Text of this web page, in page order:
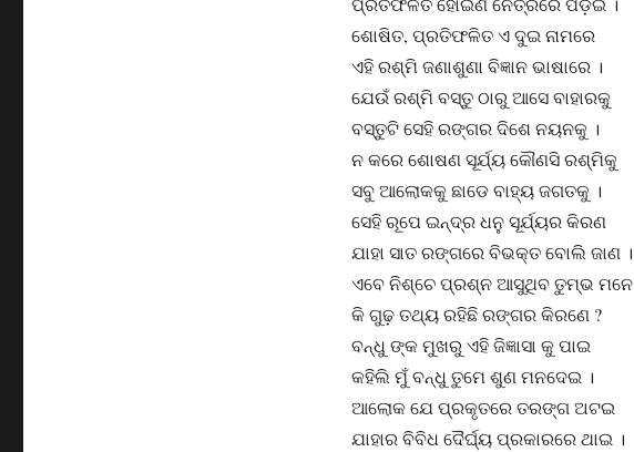
ଶୋଷିତ, ପ୍ରତିଫଳିତ ଏ ଦୁଇ ନାମରେ
ଏହି ରଶ୍ମି ଜଣାଶୁଣା ବିଜ୍ଞାନ ଭାଷାରେ ।
ଯେଉଁ ରଶ୍ମି ବସ୍ତୁ ଠାରୁ ଆସେ ବାହାରକୁ
ବସ୍ତୁଟି ସେହି ରଙ୍ଗର ଦିଶେ ନୟନକୁ ।
ନ କରେ ଶୋଷଣ ସୂର୍ଯ୍ୟ କୌଣସି ରଶ୍ମିକୁ
ସବୁ ଆଲୋକକୁ ଛାଡେ ବାହ୍ୟ ଜଗତକୁ ।
ସେହି ରୂପେ ଇନ୍ଦ୍ର ଧନୁ ସୂର୍ଯ୍ୟର କିରଣ
ଯାହା ସାତ ରଙ୍ଗରେ ବିଭକ୍ତ ବୋଲି ଜାଣ ।
ଏବେ ନିଶ୍ଚେ ପ୍ରଶ୍ନ ଆସୁଥିବ ତୁମ୍ଭ ମନେ
କି ଗୁଢ଼ ତଥ୍ୟ ରହିଛି ରଙ୍ଗର କିରଣେ ?
ବନ୍ଧୁ ଙ୍କ ମୁଖରୁ ଏହି ଜିଜ୍ଞାସା କୁ ପାଇ
କହିଲି ମୁଁ ବନ୍ଧୁ ତୁମେ ଶୁଣ ମନଦେଇ ।
ଆଲୋକ ଯେ ପ୍ରକୃତରେ ତରଙ୍ଗ ଅଟଇ
ଯାହାର ବିବିଧ ଦୈର୍ଘ୍ୟ ପ୍ରକାରରେ ଥାଇ ।